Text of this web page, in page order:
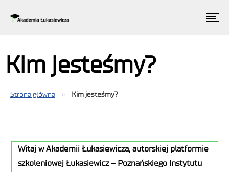
Kim jesteśmy?
Strona główna » Kim jesteśmy?
Witaj w Akademii Łukasiewicza, autorskiej platformie
szkoleniowej Łukasiewicz – Poznańskiego Instytutu